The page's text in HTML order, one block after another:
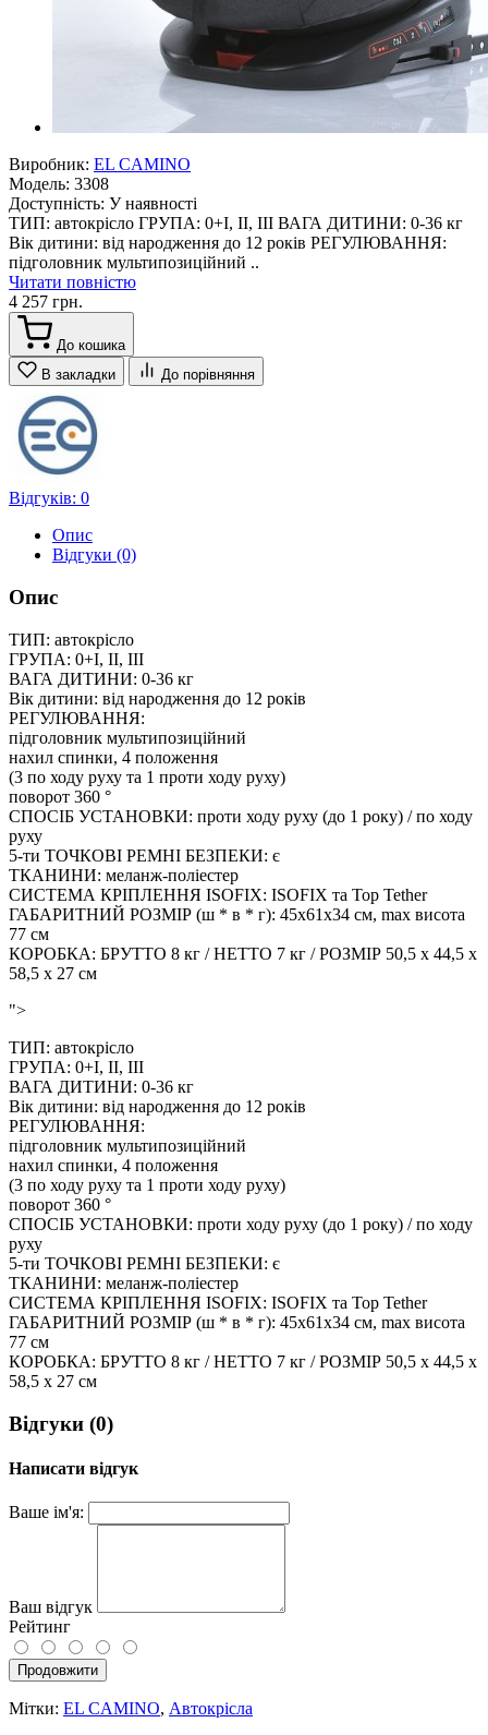
Виробник: EL CAMINO
Модель: 3308
Доступність: У наявності
ТИП: автокрісло ГРУПА: 0+I, II, III ВАГА ДИТИНИ: 0-36 кг
Вік дитини: від народження до 12 років РЕГУЛЮВАННЯ:
підголовник мультипозиційний ..
Читати повністю
4 257 грн.
До кошика
В закладки
До порівняння
Відгуків: 0
Опис
Відгуки (0)
Опис
ТИП: автокрісло
ГРУПА: 0+I, II, III
ВАГА ДИТИНИ: 0-36 кг
Вік дитини: від народження до 12 років
РЕГУЛЮВАННЯ:
підголовник мультипозиційний
нахил спинки, 4 положення
(3 по ходу руху та 1 проти ходу руху)
поворот 360 °
СПОСІБ УСТАНОВКИ: проти ходу руху (до 1 року) / по ходу
руху
5-ти ТОЧКОВІ РЕМНІ БЕЗПЕКИ: є
ТКАНИНИ: меланж-поліестер
СИСТЕМА КРІПЛЕННЯ ISOFIX: ISOFIX та Top Tether
ГАБАРИТНИЙ РОЗМІР (ш * в * г): 45х61х34 см, max висота
77 см
КОРОБКА: БРУТТО 8 кг / НЕТТО 7 кг / РОЗМІР 50,5 х 44,5 х
58,5 х 27 см
">
ТИП: автокрісло
ГРУПА: 0+I, II, III
ВАГА ДИТИНИ: 0-36 кг
Вік дитини: від народження до 12 років
РЕГУЛЮВАННЯ:
підголовник мультипозиційний
нахил спинки, 4 положення
(3 по ходу руху та 1 проти ходу руху)
поворот 360 °
СПОСІБ УСТАНОВКИ: проти ходу руху (до 1 року) / по ходу
руху
5-ти ТОЧКОВІ РЕМНІ БЕЗПЕКИ: є
ТКАНИНИ: меланж-поліестер
СИСТЕМА КРІПЛЕННЯ ISOFIX: ISOFIX та Top Tether
ГАБАРИТНИЙ РОЗМІР (ш * в * г): 45х61х34 см, max висота
77 см
КОРОБКА: БРУТТО 8 кг / НЕТТО 7 кг / РОЗМІР 50,5 х 44,5 х
58,5 х 27 см
Відгуки (0)
Написати відгук
Ваше ім'я:
Ваш відгук
Рейтинг
Продовжити
Мітки: EL CAMINO, Автокрісла